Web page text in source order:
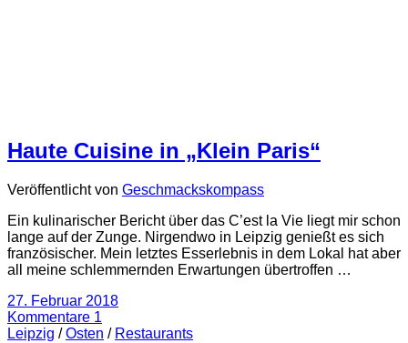
Haute Cuisine in „Klein Paris“
Veröffentlicht von Geschmackskompass
Ein kulinarischer Bericht über das C’est la Vie liegt mir schon
lange auf der Zunge. Nirgendwo in Leipzig genießt es sich
französischer. Mein letztes Esserlebnis in dem Lokal hat aber
all meine schlemmernden Erwartungen übertroffen …
27. Februar 2018
Kommentare 1
Leipzig /Osten / Restaurants